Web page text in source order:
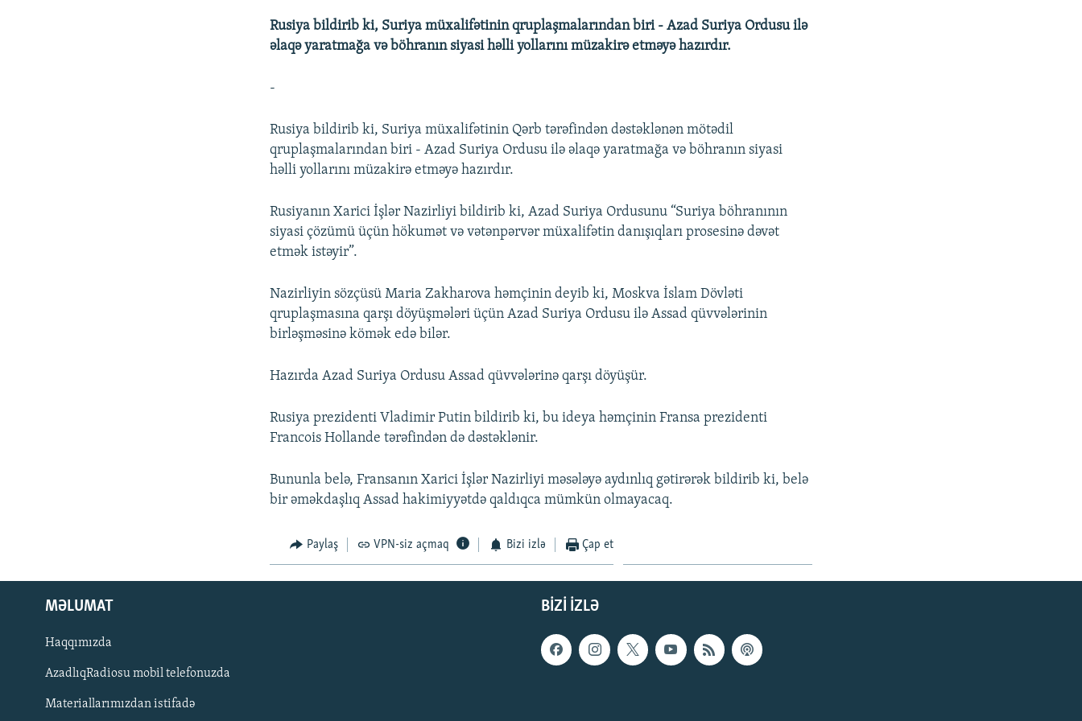
Rusiya bildirib ki, Suriya müxalifətinin qruplaşmalarından biri - Azad Suriya Ordusu ilə
əlaqə yaratmağa və böhranın siyasi həlli yollarını müzakirə etməyə hazırdır.
-
Rusiya bildirib ki, Suriya müxalifətinin Qərb tərəfindən dəstəklənən mötədil
qruplaşmalarından biri - Azad Suriya Ordusu ilə əlaqə yaratmağa və böhranın siyasi
həlli yollarını müzakirə etməyə hazırdır.
Rusiyanın Xarici İşlər Nazirliyi bildirib ki, Azad Suriya Ordusunu “Suriya böhranının
siyasi çözümü üçün hökumət və vətənpərvər müxalifətin danışıqları prosesinə dəvət
etmək istəyir”.
Nazirliyin sözçüsü Maria Zakharova həmçinin deyib ki, Moskva İslam Dövləti
qruplaşmasına qarşı döyüşmələri üçün Azad Suriya Ordusu ilə Assad qüvvələrinin
birləşməsinə kömək edə bilər.
Hazırda Azad Suriya Ordusu Assad qüvvələrinə qarşı döyüşür.
Rusiya prezidenti Vladimir Putin bildirib ki, bu ideya həmçinin Fransa prezidenti
Francois Hollande tərəfindən də dəstəklənir.
Bununla belə, Fransanın Xarici İşlər Nazirliyi məsələyə aydınlıq gətirərək bildirib ki, belə
bir əməkdaşlıq Assad hakimiyyətdə qaldıqca mümkün olmayacaq.
Paylaş VPN-siz açmaq Bizi izlə Çap et
BIZI IZLƏ
MƏLUMAT
Haqqımızda
AzadlıqRadiosu mobil telefonuzda
Materiallarımızdan istifadə